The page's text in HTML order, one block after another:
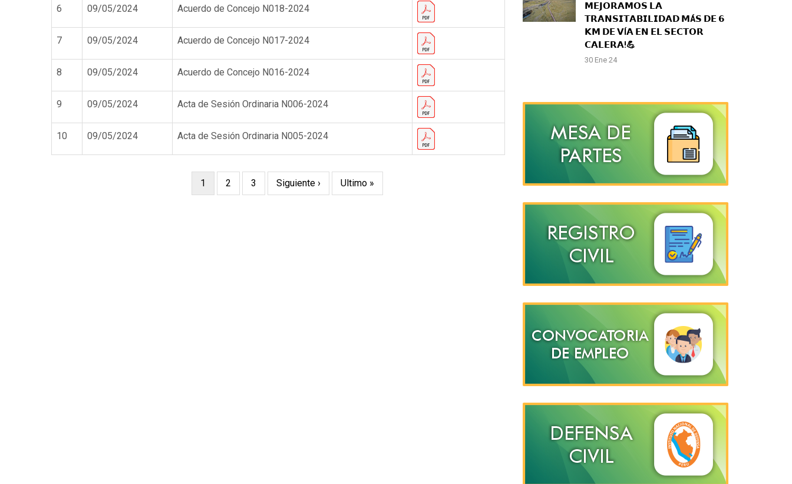
6 09/05/2024 Acuerdo de Concejo N018-2024
7 09/05/2024 Acuerdo de Concejo N017-2024
8 09/05/2024 Acuerdo de Concejo N016-2024
9 09/05/2024 Acta de Sesión Ordinaria N006-2024
10 09/05/2024 Acta de Sesión Ordinaria N005-2024
Página
1 Page
2 Page
3
Siguiente
Siguiente ›
Última
Ultimo »
𝗠𝗘𝗝𝗢𝗥𝗔𝗠𝗢𝗦 𝗟𝗔
𝗧𝗥𝗔𝗡𝗦𝗜𝗧𝗔𝗕𝗜𝗟𝗜𝗗𝗔𝗗 𝗠Á𝗦 𝗗𝗘 𝟲
𝗞𝗠 𝗗𝗘 𝗩Í𝗔 𝗘𝗡 𝗘𝗟 𝗦𝗘𝗖𝗧𝗢𝗥
𝗖𝗔𝗟𝗘𝗥𝗔!💪
30 Ene 24